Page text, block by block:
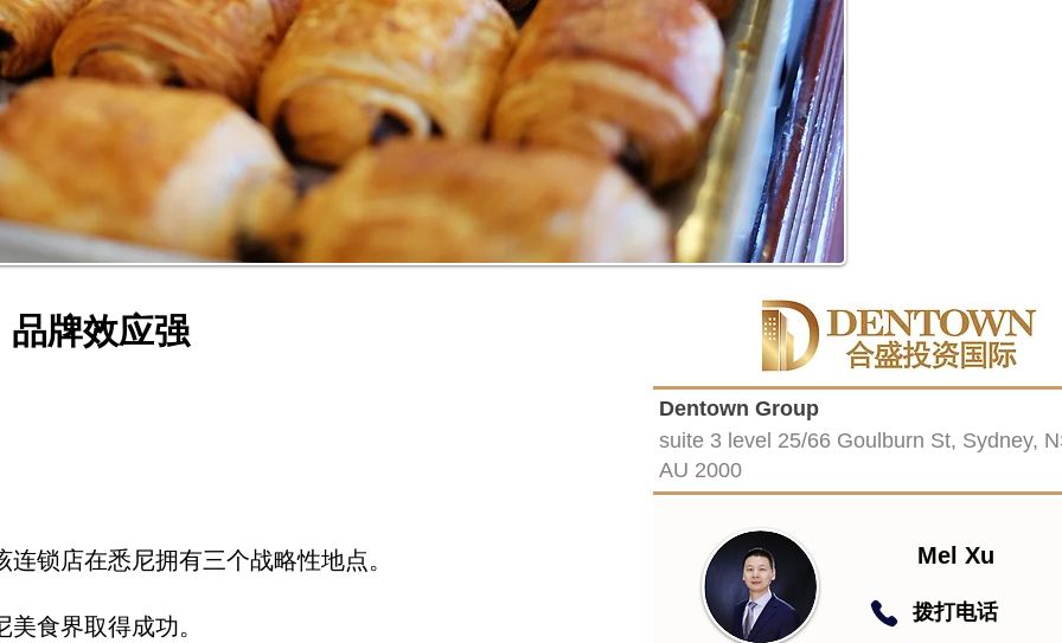
牌效应强
锁店在悉尼拥有三个战略性地点。
食界取得成功。
Dentown Group
suite 3 level 25/66 Goulburn St, Sydney,
AU 2000
Mel Xu
​拨打电话